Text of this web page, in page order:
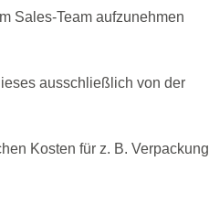
Sales-Team aufzunehmen
ausschließlich von der
Kosten für z. B. Verpackung